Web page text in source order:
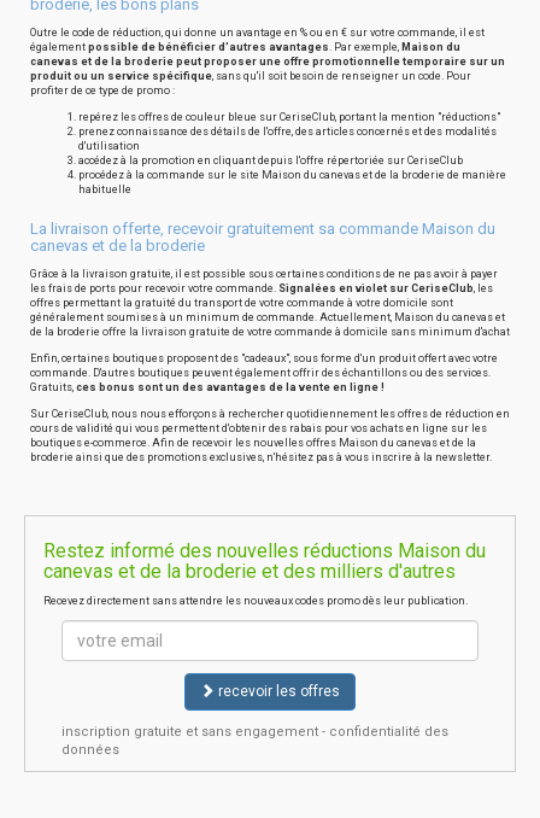
broderie, les bons plans
Outre le code de réduction, qui donne un avantage en % ou en € sur votre commande, il est
également possible de bénéficier d'autres avantages. Par exemple, Maison du
canevas et de la broderie peut proposer une offre promotionnelle temporaire sur un
produit ou un service spécifique, sans qu'il soit besoin de renseigner un code. Pour
profiter de ce type de promo :
repérez les offres de couleur bleue sur CeriseClub, portant la mention "réductions"
prenez connaissance des détails de l'offre, des articles concernés et des modalités
d'utilisation
accédez à la promotion en cliquant depuis l'offre répertoriée sur CeriseClub
procédez à la commande sur le site Maison du canevas et de la broderie de manière
habituelle
La livraison offerte, recevoir gratuitement sa commande Maison du
canevas et de la broderie
Grâce à la livraison gratuite, il est possible sous certaines conditions de ne pas avoir à payer
les frais de ports pour recevoir votre commande. Signalées en violet sur CeriseClub, les
offres permettant la gratuité du transport de votre commande à votre domicile sont
généralement soumises à un minimum de commande. Actuellement, Maison du canevas et
de la broderie offre la livraison gratuite de votre commande à domicile sans minimum d'achat
Enfin, certaines boutiques proposent des "cadeaux", sous forme d'un produit offert avec votre
commande. D'autres boutiques peuvent également offrir des échantillons ou des services.
Gratuits, ces bonus sont un des avantages de la vente en ligne !
Sur CeriseClub, nous nous efforçons à rechercher quotidiennement les offres de réduction en
cours de validité qui vous permettent d'obtenir des rabais pour vos achats en ligne sur les
boutiques e-commerce. Afin de recevoir les nouvelles offres Maison du canevas et de la
broderie ainsi que des promotions exclusives, n'hésitez pas à vous inscrire à la newsletter.
Restez informé des nouvelles réductions Maison du
canevas et de la broderie et des milliers d'autres
Recevez directement sans attendre les nouveaux codes promo dès leur publication.
recevoir les offres
inscription gratuite et sans engagement - confidentialité des
données